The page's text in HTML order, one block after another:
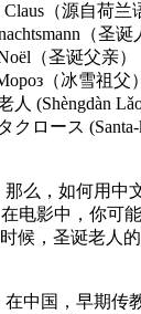
Claus（源自荷兰
（圣诞
（圣诞父亲）
（冰雪祖父）
人 (Shèngdàn
クロース
那么，如何用中
电影中，你可
时候，圣诞老人
在中国，早期传